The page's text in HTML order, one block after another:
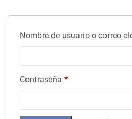
Nombre de usuario o correo
Contraseña *Obligatorio